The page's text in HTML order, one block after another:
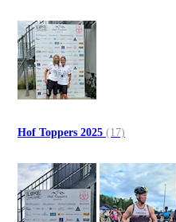
Hof Toppers 2025 (17)